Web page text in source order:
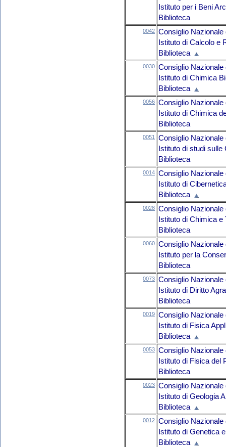
Istituto per i Beni
Biblioteca
0042 Consiglio Nazionale
Istituto di Calcolo e
Biblioteca
0030 Consiglio Nazionale
Istituto di Chimica
Biblioteca
0056 Consiglio Nazionale
Istituto di Chimica
Biblioteca
0051
Consiglio Nazionale
Istituto di studi sulle
Biblioteca
0014 Consiglio Nazionale
Istituto di
Biblioteca
0028 Consiglio Nazionale
Istituto di Chimica
Biblioteca
0060 Consiglio Nazionale
Istituto per la
Biblioteca
0073 Consiglio Nazionale
Istituto di Diritto
Biblioteca
0019 Consiglio Nazionale
Istituto di Fisica
Biblioteca
0053 Consiglio Nazionale
Istituto di Fisica del
Biblioteca
0023 Consiglio Nazionale
Istituto di Geologia
Biblioteca
0012 Consiglio Nazionale
Istituto di Genetica
Biblioteca